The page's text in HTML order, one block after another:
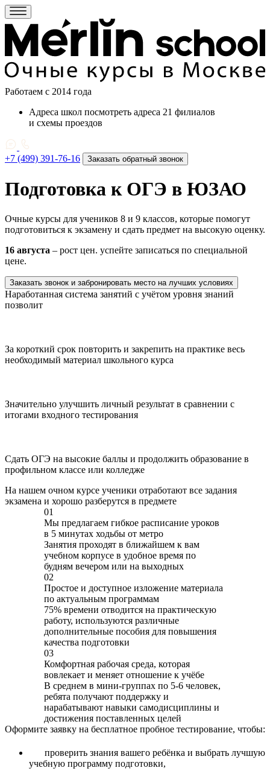
Работаем c 2014 года
Адреса школ посмотреть адреса 21 филиалов
и схемы проездов
+7 (499) 391-76-16 Заказать обратный звонок
Подготовка к ОГЭ в ЮЗАО
Очные курсы для учеников 8 и 9 классов, которые помогут
подготовиться к экзамену и сдать предмет на высокую оценку.
16 августа – рост цен. успейте записаться по специальной
цене.
Заказать звонок и забронировать место на лучших условиях
Наработанная система занятий с учётом уровня знаний
позволит
За короткий срок повторить и закрепить на практике весь
необходимый материал школьного курса
Значительно улучшить личный результат в сравнении с
итогами входного тестирования
Сдать ОГЭ на высокие баллы и продолжить образование в
профильном классе или колледже
На нашем очном курсе ученики отработают все задания
экзамена и хорошо разберутся в предмете
01
Мы предлагаем гибкое расписание уроков
в 5 минутах ходьбы от метро
Занятия проходят в ближайшем к вам
учебном корпусе в удобное время по
будням вечером или на выходных
02
Простое и доступное изложение материала
по актуальным программам
75% времени отводится на практическую
работу, используются различные
дополнительные пособия для повышения
качества подготовки
03
Комфортная рабочая среда, которая
вовлекает и меняет отношение к учёбе
В среднем в мини-группах по 5-6 человек,
ребята получают поддержку и
нарабатывают навыки самодисциплины и
достижения поставленных целей
Оформите заявку на бесплатное пробное тестирование, чтобы:
проверить знания вашего ребёнка и выбрать лучшую
учебную программу подготовки,